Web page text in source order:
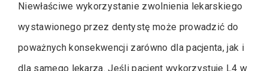
Niewłaściwe wykorzystanie zwolnienia lekarskiego
wystawionego przez dentystę może prowadzić do
poważnych konsekwencji zarówno dla pacjenta, jak i
dla samego lekarza. Jeśli pacjent wykorzystuje L4 w